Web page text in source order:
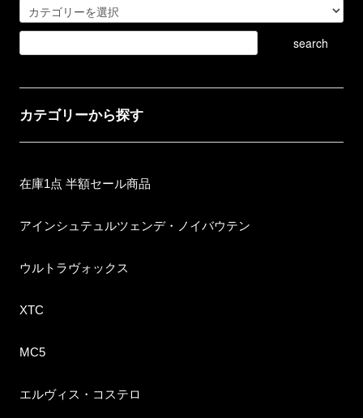
カテゴリーから探す
在庫1点 半額セール商品
アインシュテュルツェンデ・ノイバウテン
ウルトラヴォックス
XTC
MC5
エルヴィス・コステロ